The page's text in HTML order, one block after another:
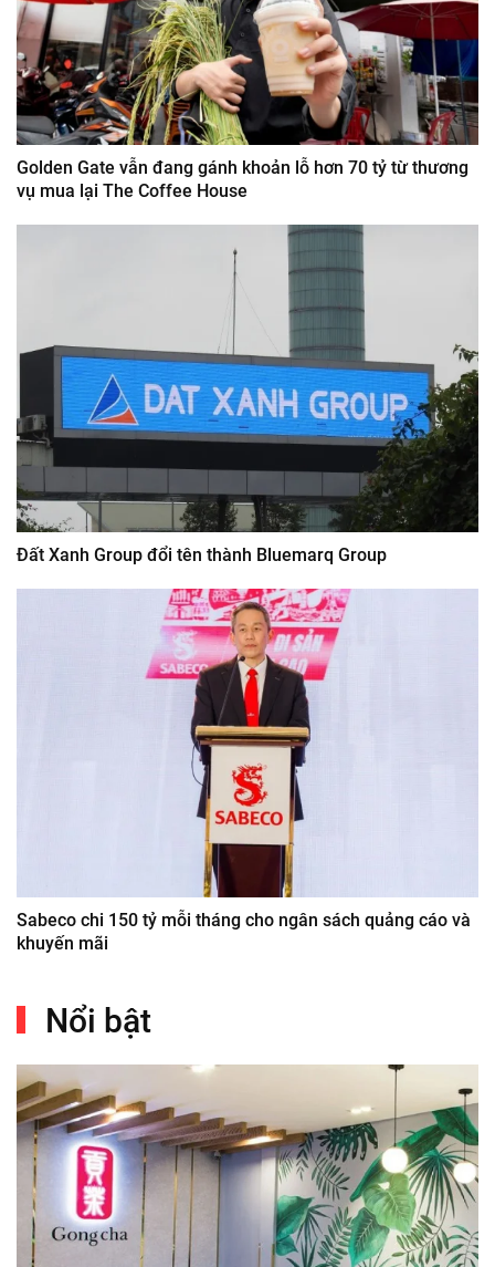
Golden Gate vẫn đang gánh khoản lỗ hơn 70 tỷ từ thương
vụ mua lại The Coffee House
Đất Xanh Group đổi tên thành Bluemarq Group
Sabeco chi 150 tỷ mỗi tháng cho ngân sách quảng cáo và
khuyến mãi
Nổi bật